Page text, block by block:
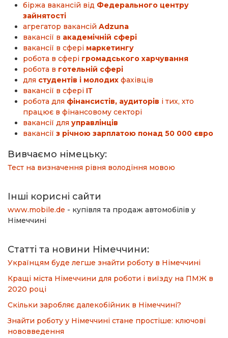
біржа вакансій від Федерального центру
зайнятості
агрегатор вакансій Adzuna
вакансії в академічній сфері
вакансії в сфері маркетингу
робота в сфері громадського харчування
робота в готельній сфері
для студентів і молодих фахівців
вакансії в сфері ΙΤ
робота для фінансистів, аудиторів і тих, хто
працює в фінансовому секторі
вакансії для управлінців
вакансії з річною зарплатою понад 50 000 євро
Вивчаємо німецьку:
Тест на визначення рівня володіння мовою
Інші корисні сайти
www.mobile.de - купівля та продаж автомобілів у
Німеччині
Статті та новини Німеччини:
Українцям буде легше знайти роботу в Німеччині
Кращі міста Німеччини для роботи і виїзду на ПМЖ в
2020 році
Скільки заробляє далекобійник в Німеччині?
Знайти роботу у Німеччині стане простіше: ключові
нововведення